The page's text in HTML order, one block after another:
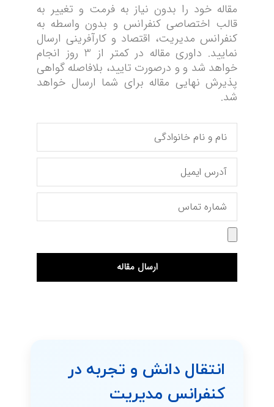
مقاله خود را بدون نیاز به فرمت و تغییر به
قالب اختصاصی کنفرانس و بدون واسطه به
کنفرانس مدیریت، اقتصاد و کارآفرینی ارسال
نمایید. داوری مقاله در کمتر از 3 روز انجام
خواهد شد و و درصورت تایید، بلافاصله گواهی
پذیرش نهایی مقاله برای شما ارسال خواهد
شد.
ارسال مقاله
انتقال دانش و تجربه در
کنفرانس مدیریت